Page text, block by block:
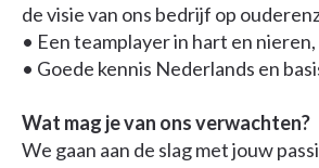
de visie van ons bedrijf op
• Een teamplayer in hart en nieren,
• Goede kennis Nederlands en
Wat mag je van ons verwachten?
We gaan aan de slag met jouw